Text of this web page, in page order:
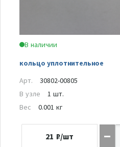
В наличии
кольцо уплотнительное
Арт.
30802-00805
В узле
1 шт.
Вес
0.001 кг
21 ₽/шт